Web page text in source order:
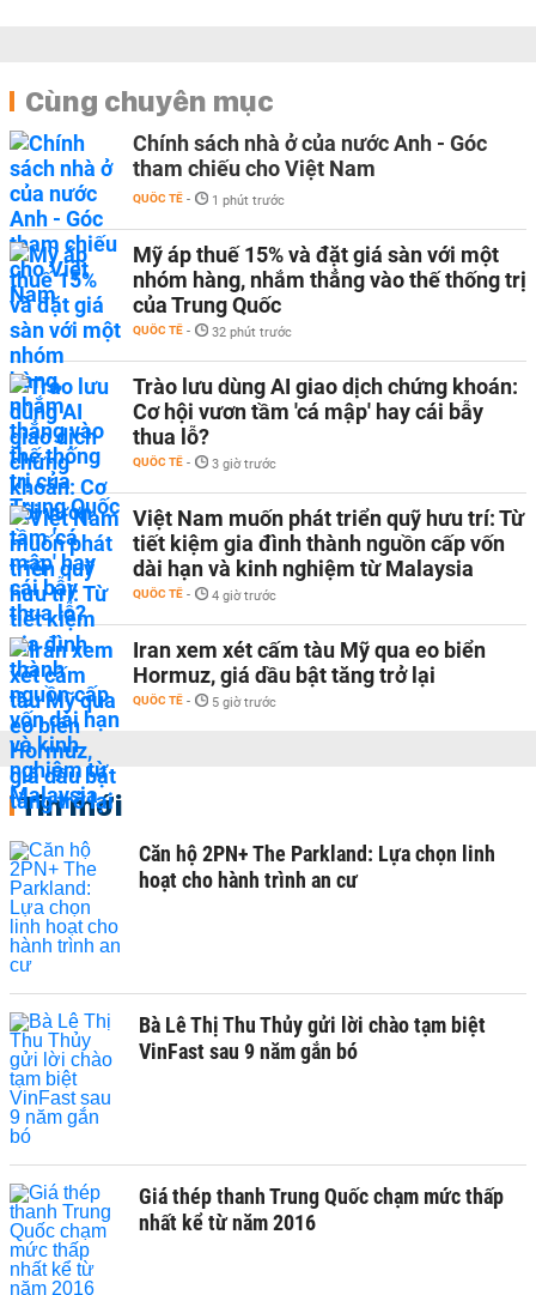
Cùng chuyên mục
Chính sách nhà ở của nước Anh - Góc
tham chiếu cho Việt Nam
QUỐC TẾ - 1 phút trước
Mỹ áp thuế 15% và đặt giá sàn với một
nhóm hàng, nhắm thẳng vào thế thống trị
của Trung Quốc
QUỐC TẾ - 32 phút trước
Trào lưu dùng AI giao dịch chứng khoán:
Cơ hội vươn tầm 'cá mập' hay cái bẫy
thua lỗ?
QUỐC TẾ - 3 giờ trước
Việt Nam muốn phát triển quỹ hưu trí: Từ
tiết kiệm gia đình thành nguồn cấp vốn
dài hạn và kinh nghiệm từ Malaysia
QUỐC TẾ - 4 giờ trước
Iran xem xét cấm tàu Mỹ qua eo biển
Hormuz, giá dầu bật tăng trở lại
QUỐC TẾ - 5 giờ trước
Tin mới
Căn hộ 2PN+ The Parkland: Lựa chọn linh
hoạt cho hành trình an cư
Bà Lê Thị Thu Thủy gửi lời chào tạm biệt
VinFast sau 9 năm gắn bó
Giá thép thanh Trung Quốc chạm mức thấp
nhất kể từ năm 2016